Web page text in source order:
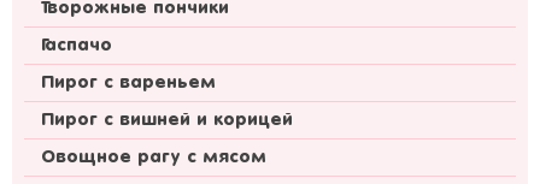
Творожные пончики
Гаспачо
Пирог с вареньем
Пирог с вишней и корицей
Овощное рагу с мясом